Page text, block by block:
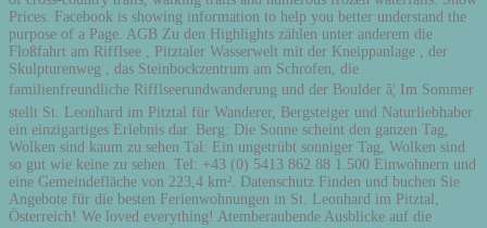
Prices. Facebook is showing information to help you better understand the
purpose of a Page. AGB Zu den Highlights zählen unter anderem die
Floßfahrt am Rifflsee , Pitztaler Wasserwelt mit der Kneippanlage , der
Skulpturenweg , das Steinbockzentrum am Schrofen, die
familienfreundliche Rifflseerundwanderung und der Boulder â¦ Im Sommer
stellt St. Leonhard im Pitztal für Wanderer, Bergsteiger und Naturliebhaber
ein einzigartiges Erlebnis dar. Berg: Die Sonne scheint den ganzen Tag,
Wolken sind kaum zu sehen Tal: Ein ungetrübt sonniger Tag, Wolken sind
so gut wie keine zu sehen. Tel: +43 (0) 5413 862 88 1.500 Einwohnern und
eine Gemeindefläche von 223,4 km². Datenschutz Finden und buchen Sie
Angebote für die besten Ferienwohnungen in St. Leonhard im Pitztal,
Österreich! We loved everything! Atemberaubende Ausblicke auf die